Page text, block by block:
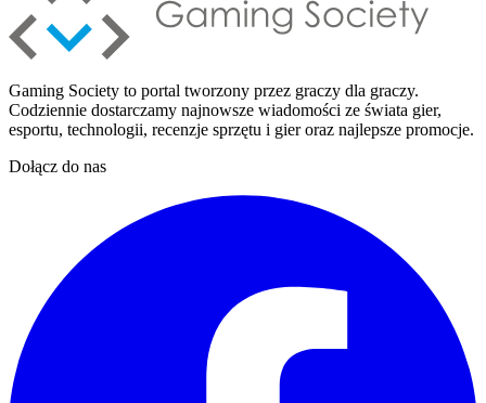
Gaming Society to portal tworzony przez graczy dla graczy.
Codziennie dostarczamy najnowsze wiadomości ze świata gier,
esportu, technologii, recenzje sprzętu i gier oraz najlepsze promocje.
Dołącz do nas